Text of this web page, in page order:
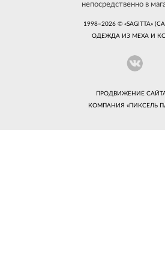
непосредственно в
1998–2026 © «SAGITTA»
ОДЕЖДА ИЗ МЕХА И
ПРОДВИЖЕНИЕ
КОМПАНИЯ « ПИКСЕЛЬ